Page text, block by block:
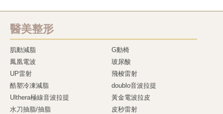
醫美整形
肌動減脂
G動椅
鳳凰電波
玻尿酸
UP雷射
飛梭雷射
酷塑冷凍減脂
doublo音波拉提
Ulthera極線音波拉提
黃金電波拉皮
水刀抽脂/抽脂
皮秒雷射